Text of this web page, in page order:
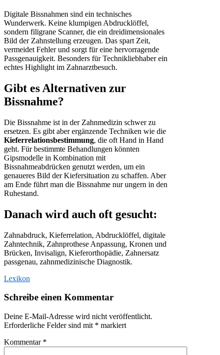
Digitale Bissnahmen sind ein technisches
Wunderwerk. Keine klumpigen Abdrucklöffel,
sondern filigrane Scanner, die ein dreidimensionales
Bild der Zahnstellung erzeugen. Das spart Zeit,
vermeidet Fehler und sorgt für eine hervorragende
Passgenauigkeit. Besonders für Technikliebhaber ein
echtes Highlight im Zahnarztbesuch.
Gibt es Alternativen zur
Bissnahme?
Die Bissnahme ist in der Zahnmedizin schwer zu
ersetzen. Es gibt aber ergänzende Techniken wie die
Kieferrelationsbestimmung, die oft Hand in Hand
geht. Für bestimmte Behandlungen könnten
Gipsmodelle in Kombination mit
Bissnahmeabdrücken genutzt werden, um ein
genaueres Bild der Kiefersituation zu schaffen. Aber
am Ende führt man die Bissnahme nur ungern in den
Ruhestand.
Danach wird auch oft gesucht:
Zahnabdruck, Kieferrelation, Abdrucklöffel, digitale
Zahntechnik, Zahnprothese Anpassung, Kronen und
Brücken, Invisalign, Kieferorthopädie, Zahnersatz
passgenau, zahnmedizinische Diagnostik.
Lexikon
Schreibe einen Kommentar
Deine E-Mail-Adresse wird nicht veröffentlicht.
Erforderliche Felder sind mit * markiert
Kommentar *